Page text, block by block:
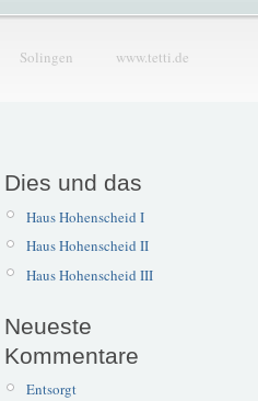
Solingen www.tetti.de
Dies und das
Haus Hohenscheid I
Haus Hohenscheid II
Haus Hohenscheid III
Neueste
Kommentare
Entsorgt